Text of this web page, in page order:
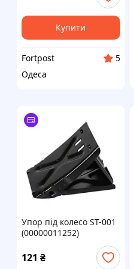
Купити
Fortpost
5
Одеса
Упор під колесо ST-001
(00000011252)
121 ₴